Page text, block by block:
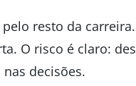
resto da
O risco é claro:
decisões.